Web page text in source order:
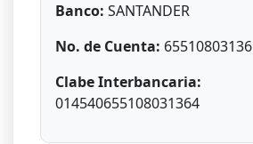
Banco: SANTANDER
No. de Cuenta: 65510803136
Clabe Interbancaria:
014540655108031364